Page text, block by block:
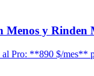
Menos y Rinden
Pro: **890 $/